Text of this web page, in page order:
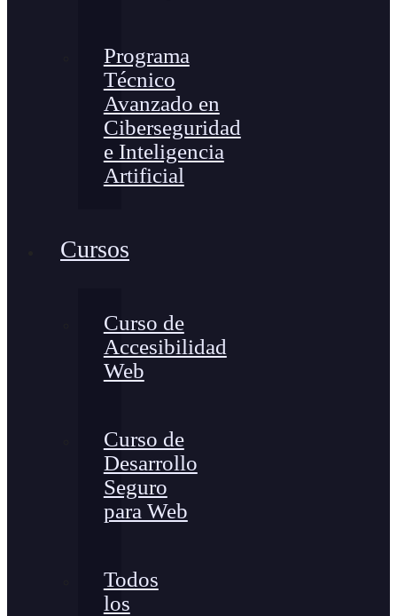
Programa
Técnico
Avanzado en
Ciberseguridad
e Inteligencia
Artificial
Cursos
Curso de
Accesibilidad
Web
Curso de
Desarrollo
Seguro
para Web
Todos
los